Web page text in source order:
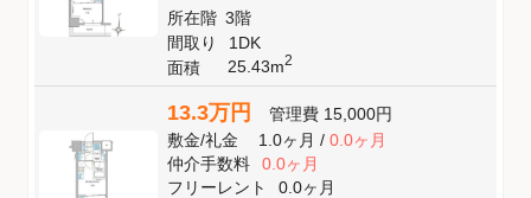
所在階 3階
間取り
1DK
面積
25.43m2
13.3万円 管理費 15,000円
敷金/礼金 1.0ヶ月/ 0.0ヶ月
仲介手数料
0.0ヶ月
フリーレント
0.0ヶ月